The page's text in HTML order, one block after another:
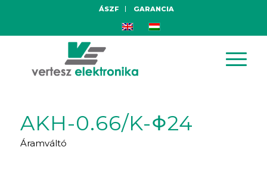
ÁSZF GARANCIA
AKH-0.66/K-Φ24
Áramváltó